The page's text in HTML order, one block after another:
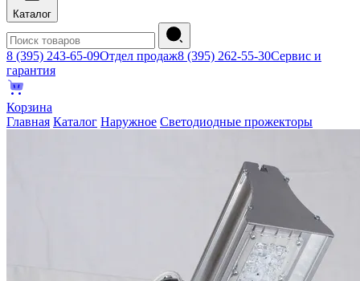
Каталог
8 (395) 243-65-09Отдел продаж8 (395) 262-55-30Сервис и
гарантия
Корзина
Главная Каталог Наружное Светодиодные прожекторы